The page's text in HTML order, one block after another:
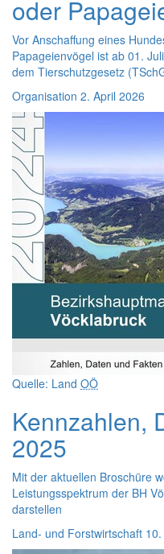
oder
Vor Anschaffung eines
Papageienvögel ist ab 01.
dem Tierschutzgesetz
Organisation 2. April 2026
Quelle: Land OÖ
Kennzahlen,
2025
Mit der aktuellen Broschüre
Leistungsspektrum der BH
darstellen
Land- und Forstwirtschaft